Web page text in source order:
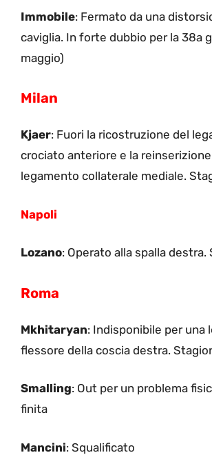
Immobile: Fermato da una
caviglia. In forte dubbio per la 38a
maggio)
Milan
Kjaer: Fuori la ricostruzione del
crociato anteriore e la
legamento collaterale mediale.
Napoli
Lozano: Operato alla spalla
Roma
Mkhitaryan: Indisponibile per una
flessore della coscia destra.
Smalling: Out per un problema
finita
Mancini: Squalificato